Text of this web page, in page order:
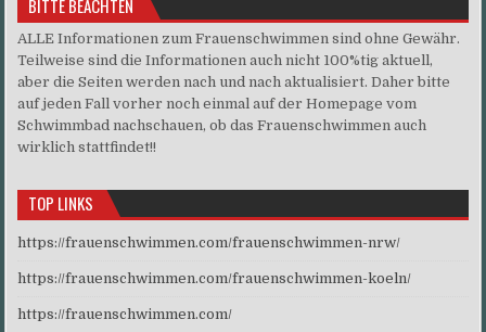
BITTE BEACHTEN
ALLE Informationen zum Frauenschwimmen sind ohne Gewähr.
Teilweise sind die Informationen auch nicht 100%tig aktuell,
aber die Seiten werden nach und nach aktualisiert. Daher bitte
auf jeden Fall vorher noch einmal auf der Homepage vom
Schwimmbad nachschauen, ob das Frauenschwimmen auch
wirklich stattfindet!!
TOP LINKS
https://frauenschwimmen.com/frauenschwimmen-nrw/
https://frauenschwimmen.com/frauenschwimmen-koeln/
https://frauenschwimmen.com/